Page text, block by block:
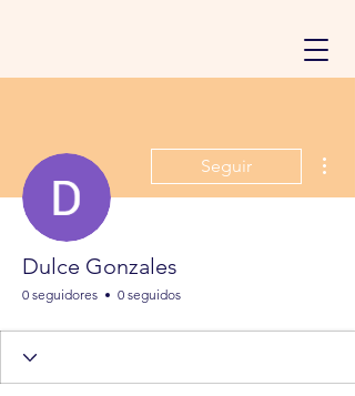
Seguir
Dulce Gonzales
0 seguidores 0 seguidos